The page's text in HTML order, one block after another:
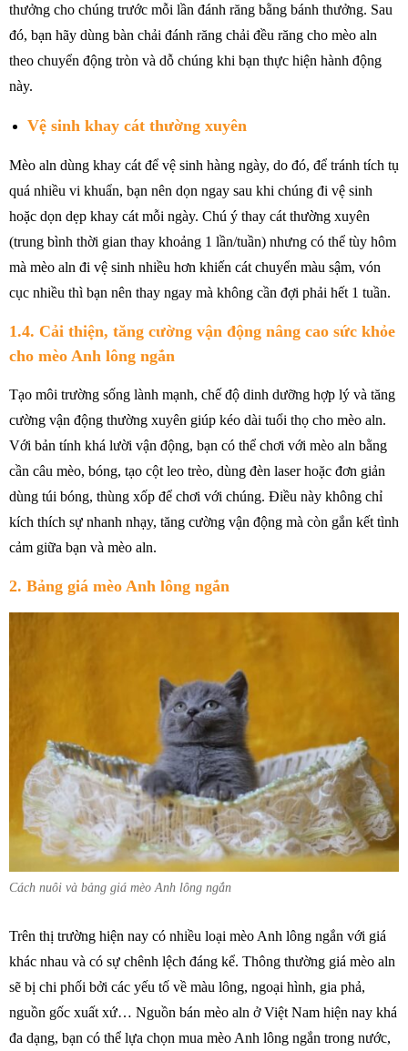
thưởng cho chúng trước mỗi lần đánh răng bằng bánh thưởng. Sau
đó, bạn hãy dùng bàn chải đánh răng chải đều răng cho mèo aln
theo chuyển động tròn và dỗ chúng khi bạn thực hiện hành động
này.
Vệ sinh khay cát thường xuyên
Mèo aln dùng khay cát để vệ sinh hàng ngày, do đó, để tránh tích tụ
quá nhiều vi khuẩn, bạn nên dọn ngay sau khi chúng đi vệ sinh
hoặc dọn dẹp khay cát mỗi ngày. Chú ý thay cát thường xuyên
(trung bình thời gian thay khoảng 1 lần/tuần) nhưng có thể tùy hôm
mà mèo aln đi vệ sinh nhiều hơn khiến cát chuyển màu sậm, vón
cục nhiều thì bạn nên thay ngay mà không cần đợi phải hết 1 tuần.
1.4. Cải thiện, tăng cường vận động nâng cao sức khỏe
cho mèo Anh lông ngắn
Tạo môi trường sống lành mạnh, chế độ dinh dưỡng hợp lý và tăng
cường vận động thường xuyên giúp kéo dài tuổi thọ cho mèo aln.
Với bản tính khá lười vận động, bạn có thể chơi với mèo aln bằng
cần câu mèo, bóng, tạo cột leo trèo, dùng đèn laser hoặc đơn giản
dùng túi bóng, thùng xốp để chơi với chúng. Điều này không chỉ
kích thích sự nhanh nhạy, tăng cường vận động mà còn gắn kết tình
cảm giữa bạn và mèo aln.
2. Bảng giá mèo Anh lông ngắn
Cách nuôi và bảng giá mèo Anh lông ngắn
Trên thị trường hiện nay có nhiều loại mèo Anh lông ngắn với giá
khác nhau và có sự chênh lệch đáng kể. Thông thường giá mèo aln
sẽ bị chi phối bởi các yếu tố về màu lông, ngoại hình, gia phả,
nguồn gốc xuất xứ… Nguồn bán mèo aln ở Việt Nam hiện nay khá
đa dạng, bạn có thể lựa chọn mua mèo Anh lông ngắn trong nước,